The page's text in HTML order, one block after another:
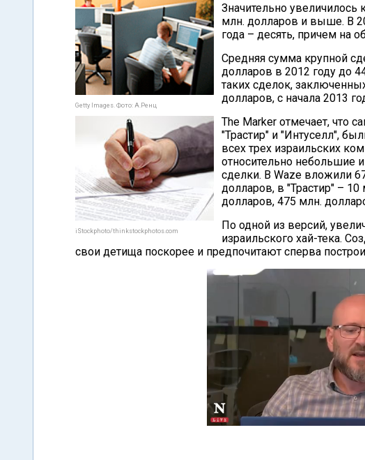
Getty Images. Фото: А.Ренц
iStockphoto/thinkstockphotos.com
Значительно
млн. долларов и выше. В
года – десять, причем на
Средняя сумма крупной
долларов в 2012 году до
таких сделок,
долларов, с начала 2013
The Marker отмечает, что
"Трастир" и "Интуселл",
всех трех израильских
относительно небольшие
сделки. В Waze вложили
долларов, в "Трастир" –
долларов, 475 млн.
По одной из версий,
израильского хай-тека.
свои детища поскорее и предпочитают сперва